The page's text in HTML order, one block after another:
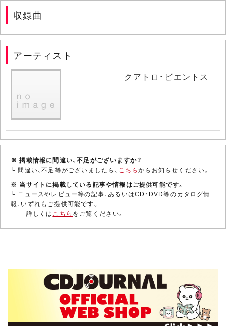
収録曲
アーティスト
クアトロ・ビエントス
※ 掲載情報に間違い、不足がございますか？
└ 間違い、不足等がございましたら、 こちらからお知らせください。
※ 当サイトに掲載している記事や情報はご提供可能です。
└ ニュースやレビュー等の記事、あるいはCD・DVD等のカタログ情
報、いずれもご提供可能です。
詳しくはこちら をご覧ください。